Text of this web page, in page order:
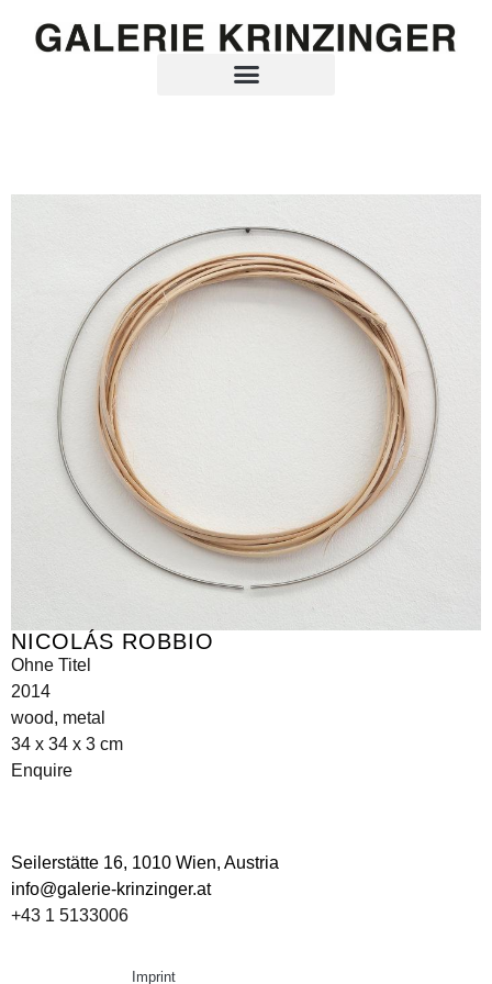
NICOLÁS ROBBIO
Ohne Titel
2014
wood, metal
34 x 34 x 3 cm
Enquire
Seilerstätte 16, 1010 Wien, Austria
info@galerie-krinzinger.at
+43 1 5133006
Imprint